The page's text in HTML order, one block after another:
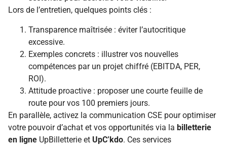
Lors de l’entretien, quelques points clés :
Transparence maîtrisée : éviter l’autocritique
excessive.
Exemples concrets : illustrer vos nouvelles
compétences par un projet chiffré (EBITDA, PER,
ROI).
Attitude proactive : proposer une courte feuille de
route pour vos 100 premiers jours.
En parallèle, activez la communication CSE pour optimiser
votre pouvoir d’achat et vos opportunités via la billetterie
en ligne UpBilletterie et UpC’kdo. Ces services